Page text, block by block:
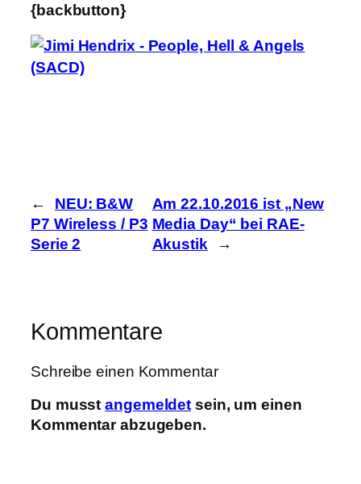
{backbutton}
←
NEU: B&W
P7 Wireless / P3
Serie 2
Am 22.10.2016 ist „New
Media Day“ bei RAE-
Akustik
→
Kommentare
Schreibe einen Kommentar
Du musstangemeldet sein, um einen
Kommentar abzugeben.